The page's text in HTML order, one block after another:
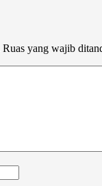
Ruas yang wajib